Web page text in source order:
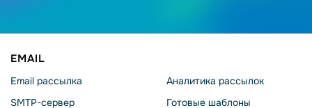
EMAIL
Email рассылка
SMTP-сервер
Аналитика рассылок
Готовые шаблоны